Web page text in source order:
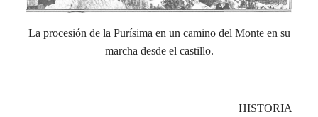
La procesión de la Purísima en un camino del Monte en su
marcha desde el castillo.
HISTORIA